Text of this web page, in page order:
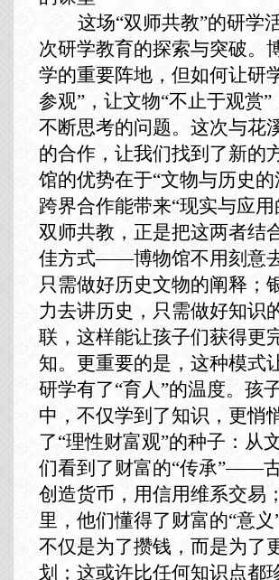
这场“双师共教”的研学
次研学教育的探索与突破。
学的重要阵地，但如何让研
参观”，让文物“不止于观赏”
不断思考的问题。这次与花
的合作，让我们找到了新的
馆的优势在于“文物与历史的
跨界合作能带来“现实与应用
双师共教，正是把这两者结
佳方式——博物馆不用刻意
只需做好历史文物的阐释 ；
力去讲历史，只需做好知识
联 ， 这样能让孩子们获得更
知。更重要的是，这种模式
研学有了“育人”的温度。孩
中，不仅学到了知识，更悄
了“理性财富观”的种子：从
们看到了财富的“传承”——
创造货币，用信用维系交易
里，他们懂得了财富的“意
不仅是为了攒钱，而是为了
划；这或许比任何知识点都